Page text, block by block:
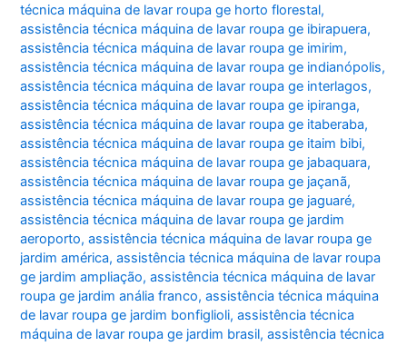
técnica máquina de lavar roupa ge horto florestal,
assistência técnica máquina de lavar roupa ge ibirapuera,
assistência técnica máquina de lavar roupa ge imirim,
assistência técnica máquina de lavar roupa ge indianópolis,
assistência técnica máquina de lavar roupa ge interlagos,
assistência técnica máquina de lavar roupa ge ipiranga,
assistência técnica máquina de lavar roupa ge itaberaba,
assistência técnica máquina de lavar roupa ge itaim bibi,
assistência técnica máquina de lavar roupa ge jabaquara,
assistência técnica máquina de lavar roupa ge jaçanã,
assistência técnica máquina de lavar roupa ge jaguaré,
assistência técnica máquina de lavar roupa ge jardim
aeroporto,assistência técnica máquina de lavar roupa ge
jardim américa,assistência técnica máquina de lavar roupa
ge jardim ampliação,assistência técnica máquina de lavar
roupa ge jardim anália franco,assistência técnica máquina
de lavar roupa ge jardim bonfiglioli,assistência técnica
máquina de lavar roupa ge jardim brasil,assistência técnica